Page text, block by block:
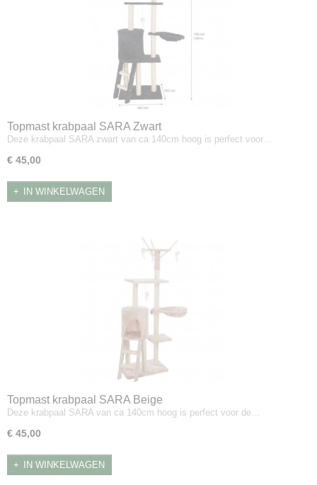
Topmast krabpaal SARA Zwart
Deze krabpaal SARA zwart van ca 140cm hoog is perfect voor…
€ 45,00
IN WINKELWAGEN
Topmast krabpaal SARA Beige
Deze krabpaal SARA van ca 140cm hoog is perfect voor de…
€ 45,00
IN WINKELWAGEN